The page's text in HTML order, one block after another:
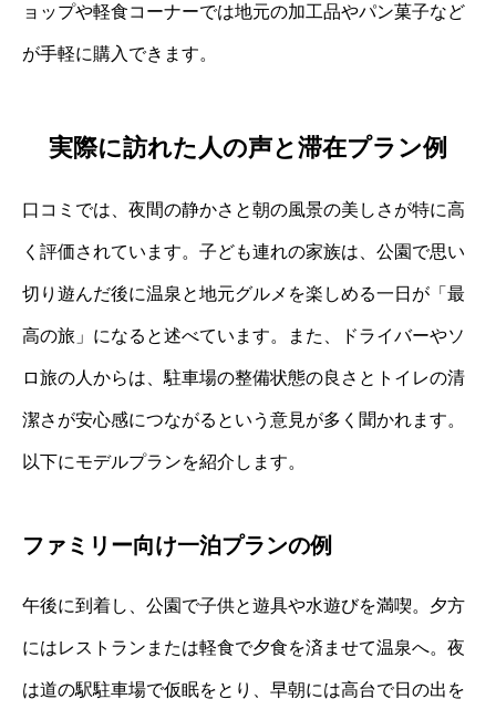
ョップや軽食コーナーでは地元の加工品やパン菓子など
が手軽に購入できます。
実際に訪れた人の声と滞在プラン例
口コミでは、夜間の静かさと朝の風景の美しさが特に高
く評価されています。子ども連れの家族は、公園で思い
切り遊んだ後に温泉と地元グルメを楽しめる一日が「最
高の旅」になると述べています。また、ドライバーやソ
ロ旅の人からは、駐車場の整備状態の良さとトイレの清
潔さが安心感につながるという意見が多く聞かれます。
以下にモデルプランを紹介します。
ファミリー向け一泊プランの例
午後に到着し、公園で子供と遊具や水遊びを満喫。夕方
にはレストランまたは軽食で夕食を済ませて温泉へ。夜
は道の駅駐車場で仮眠をとり、早朝には高台で日の出を